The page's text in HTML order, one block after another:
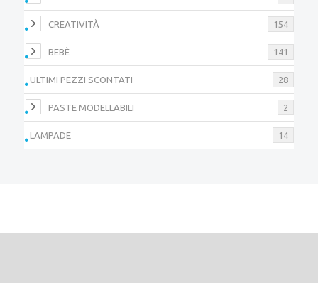
CREATIVITÀ 154
BEBÈ 141
ULTIMI PEZZI SCONTATI 28
PASTE MODELLABILI 2
LAMPADE 14